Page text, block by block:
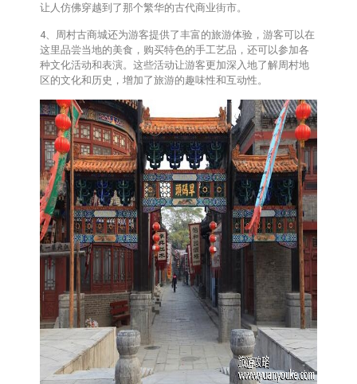
让人仿佛穿越到了那个繁华的古代商业街市。
4、周村古商城还为游客提供了丰富的旅游体验，游客可以在
这里品尝当地的美食，购买特色的手工艺品，还可以参加各
种文化活动和表演。这些活动让游客更加深入地了解周村地
区的文化和历史，增加了旅游的趣味性和互动性。